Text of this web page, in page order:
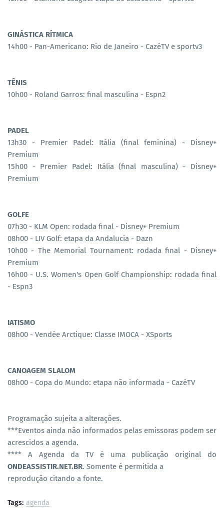
GINÁSTICA RÍTMICA
14h00 - Pan-Americano: Rio de Janeiro - CazéTV e sportv3
TÊNIS
10h00 - Roland Garros: final masculina - Espn2
PADEL
13h30 - Premier Padel: Itália (final feminina) - Disney+
Premium
15h00 - Premier Padel: Itália (final masculina) - Disney+
Premium
GOLFE
07h30 - KLM Open: rodada final - Disney+ Premium
08h00 - LIV Golf: etapa da Andalucia - Dazn
10h00 - The Memorial Tournament: rodada final - Disney+
Premium
16h00 - U.S. Women's Open Golf Championship: rodada final
- Espn3
IATISMO
08h00 - Vendée Arctique: Classe IMOCA - XSports
CANOAGEM SLALOM
08h00 - Copa do Mundo: etapa não informada - CazéTV
Programação sujeita a alterações.
***Eventos ainda não informados pelas emissoras podem ser
acrescidos a agenda.
**** A Agenda da TV é uma publicação original do
ONDEASSISTIR.NET.BR. Somente é permitida a
reprodução citando a fonte.
Tags: agenda